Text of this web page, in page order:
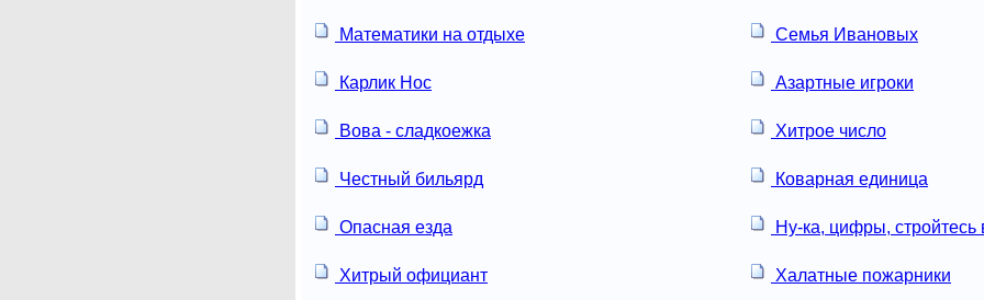
Математики на отдыхе Семья Ивановых
Карлик Нос Азартные игроки
Вова - сладкоежка Хитрое число
Честный бильярд Коварная единица
Опасная езда Ну-ка, цифры, стройтесь
Хитрый официант Халатные пожарники